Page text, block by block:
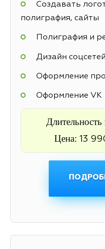
Создавать
полиграфия, сайты
Полиграфия и
Дизайн соцсетей
Оформление
Оформление VK
Длительность
Цена: 13